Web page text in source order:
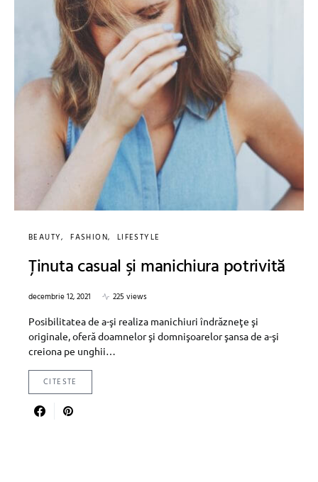
BEAUTY FASHION LIFESTYLE
Ţinuta casual şi manichiura potrivită
decembrie 12, 2021
225 views
Posibilitatea de a-şi realiza manichiuri îndrăzneţe şi
originale, oferă doamnelor şi domnişoarelor şansa de a-şi
creiona pe unghii…
CITESTE